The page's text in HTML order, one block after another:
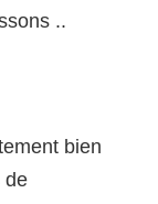
..
bien
de